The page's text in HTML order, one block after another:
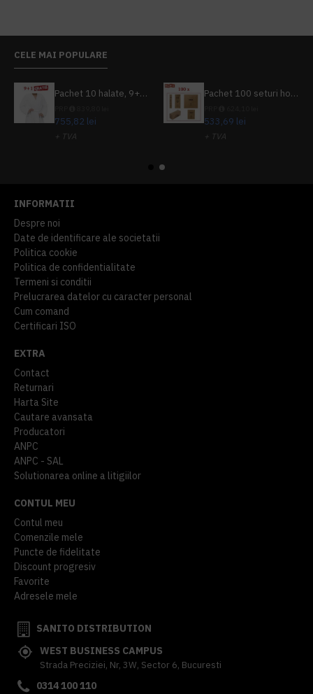
CELE MAI POPULARE
Pachet 10 halate, 9+1 gratuit
755,82 lei
+ TVA
Pachet 100 seturi hoteliere, set dentar, set barbierit, casca de dus, pila unghii, set cusut
533,69 lei
+ TVA
INFORMATII
Despre noi
Date de identificare ale societatii
Politica cookie
Politica de confidentialitate
Termeni si conditii
Prelucrarea datelor cu caracter personal
Cum comand
Certificari ISO
EXTRA
Contact
Returnari
Harta Site
Cautare avansata
Producatori
ANPC
ANPC - SAL
Solutionarea online a litigiilor
CONTUL MEU
Contul meu
Comenzile mele
Puncte de fidelitate
Discount progresiv
Favorite
Adresele mele
SANITO DISTRIBUTION
WEST BUSINESS CAMPUS
Strada Preciziei, Nr, 3W, Sector 6, Bucuresti
0314 100 110